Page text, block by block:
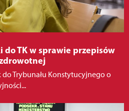
do TK w sprawie przepisów
do Trybunału Konstytucyjnego o